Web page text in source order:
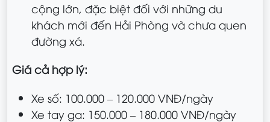
cộng lớn, đặc biệt đối với những du
khách mới đến Hải Phòng và chưa quen
đường xá.
Giá cả hợp lý:
Xe số: 100.000 – 120.000 VNĐ/ngày
Xe tay ga: 150.000 – 180.000 VNĐ/ngày